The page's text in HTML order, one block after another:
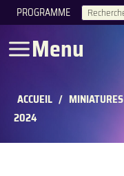
PROGRAMME
RECHERCHE
Menu
ACCUEIL / MINIATURES
2024